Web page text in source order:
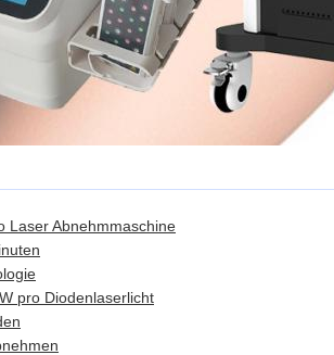
Laser Abnehmmaschine
pro Diodenlaserlicht